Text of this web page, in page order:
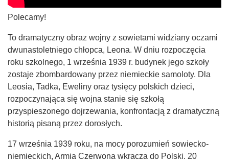
Polecamy!
To dramatyczny obraz wojny z sowietami widziany oczami
dwunastoletniego chłopca, Leona. W dniu rozpoczęcia
roku szkolnego, 1 września 1939 r. budynek jego szkoły
zostaje zbombardowany przez niemieckie samoloty. Dla
Leosia, Tadka, Eweliny oraz tysięcy polskich dzieci,
rozpoczynająca się wojna stanie się szkołą
przyspieszonego dojrzewania, konfrontacją z dramatyczną
historią pisaną przez dorosłych.
17 września 1939 roku, na mocy porozumień sowiecko-
niemieckich, Armia Czerwona wkracza do Polski. 20